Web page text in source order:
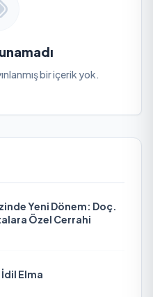
bir içerik yok.
Yeni Dönem: Doç.
Özel Cerrahi
Elma